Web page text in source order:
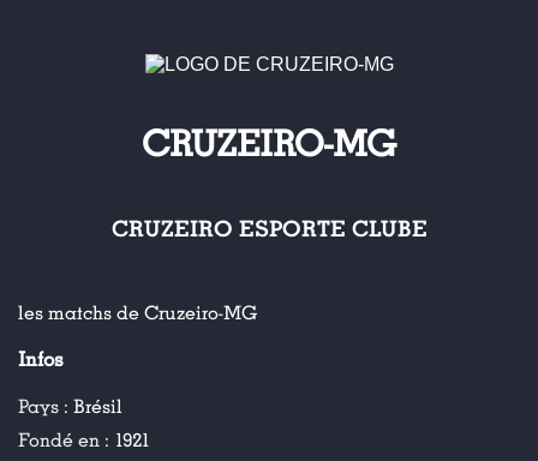
CRUZEIRO-MG
CRUZEIRO ESPORTE CLUBE
les matchs de Cruzeiro-MG
Infos
Pays : Brésil
Fondé en : 1921